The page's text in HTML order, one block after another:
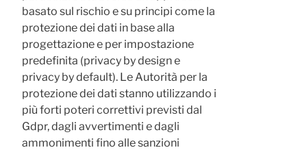
basato sul rischio e su principi come la
protezione dei dati in base alla
progettazione e per impostazione
predefinita (privacy by design e
privacy by default). Le Autorità per la
protezione dei dati stanno utilizzando i
più forti poteri correttivi previsti dal
Gdpr, dagli avvertimenti e dagli
ammonimenti fino alle sanzioni